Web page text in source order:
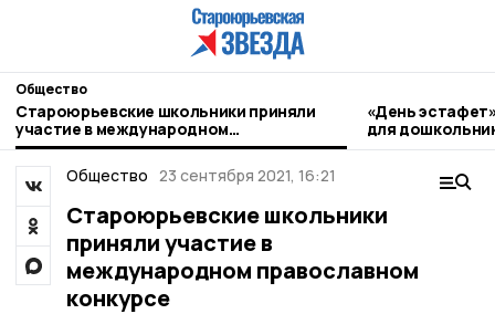
Общество
Староюрьевские школьники приняли
участие в международном
православном конкурсе
«День
для
Общество 23 сентября 2021, 16:21
Староюрьевские школьники
приняли участие в
международном православном
конкурсе